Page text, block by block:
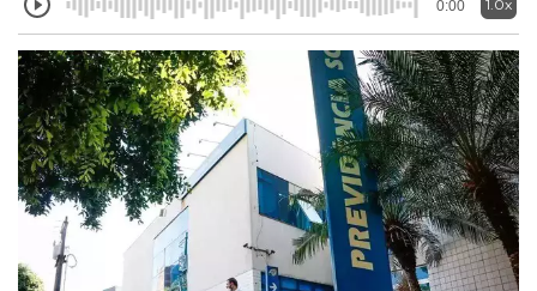
0:00 1.0x